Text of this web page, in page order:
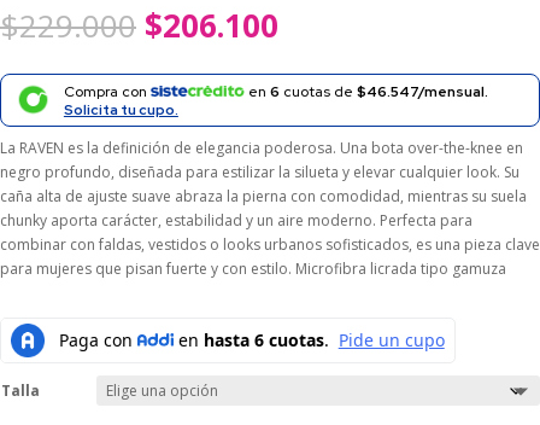
$229.000 El
precio
original
era:
$229.000.
$206.100
actual
es:
$206.100.
Compra con en 6 cuotas de $46.547/mensual.
Solicita tu cupo.
La RAVEN es la definición de elegancia poderosa. Una bota over-the-knee en
negro profundo, diseñada para estilizar la silueta y elevar cualquier look. Su
caña alta de ajuste suave abraza la pierna con comodidad, mientras su suela
chunky aporta carácter, estabilidad y un aire moderno. Perfecta para
combinar con faldas, vestidos o looks urbanos sofisticados, es una pieza clave
para mujeres que pisan fuerte y con estilo. Microfibra licrada tipo gamuza
Talla